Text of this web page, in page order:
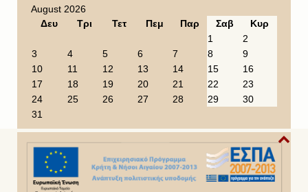
i
e
a
r
i
o
o
t
h
Y
e
M
August 2026
Δευ
Τρι Τετ Πεμ Παρ Σαβ
Κυρ
1
2
3
4 5 6 7 8
9
10
11 12 13 14 15
16
17
18 19 20 21 22
23
24
25 26 27 28 29
30
31